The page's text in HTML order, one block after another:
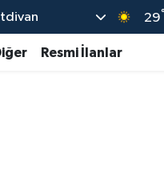
29°
Resmi İlanlar